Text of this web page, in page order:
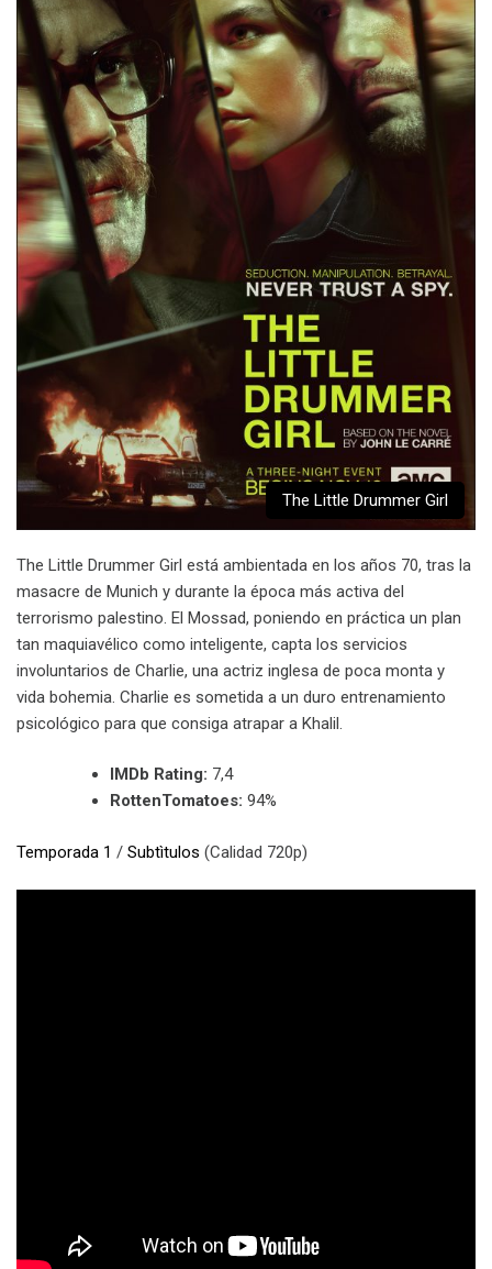
The Little Drummer Girl
The Little Drummer Girl está ambientada en los años 70, tras la
masacre de Munich y durante la época más activa del
terrorismo palestino. El Mossad, poniendo en práctica un plan
tan maquiavélico como inteligente, capta los servicios
involuntarios de Charlie, una actriz inglesa de poca monta y
vida bohemia. Charlie es sometida a un duro entrenamiento
psicológico para que consiga atrapar a Khalil.
IMDb Rating: 7,4
RottenTomatoes: 94%
Temporada 1 / Subtìtulos (Calidad 720p)